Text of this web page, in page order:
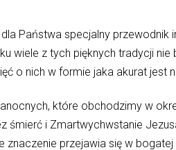
Państwa specjalny
wiele z tych pięknych tradycji
o nich w formie jaka akurat jest
które obchodzimy w
śmierć i Zmartwychwstanie
znaczenie przejawia się w